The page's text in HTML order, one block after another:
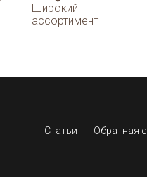
Широкий
ассортимент
Статьи Обратная